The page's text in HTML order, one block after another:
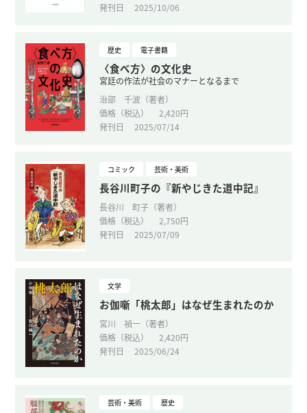
発刊日
2025/10/06
歴史 電子書籍
〈食べ方〉の文化史
宮廷の作法が社会のマナーとなるまで
治部 千波（著者）
価格（税込）
2,420円
発刊日
2025/07/14
コミック 芸術・美術
長谷川町子の『新やじきた道中記』
長谷川 町子（著者）
価格（税込）
2,750円
発刊日
2025/07/09
文学
お伽噺「桃太郎」はなぜ生まれたのか
宮川 禎一（著者）
価格（税込）
2,420円
発刊日
2025/06/24
芸術・美術 歴史